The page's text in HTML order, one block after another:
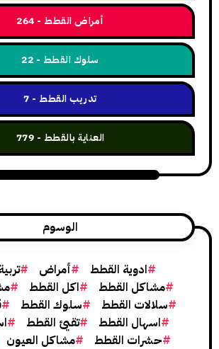
أمراض القطط 264
22
تدريب القطط 7
العناية بالقطط 779
ادوية القطط أمراض
تربية القطط
القطط
اكل القطط
مشاكل الجلد
القطط
سلوك القطط
قطط صغيرة
اسهال القطط
تقيئ القطط
اسامي قطط
حشرات القطط
مشاكل العيون
فطريات